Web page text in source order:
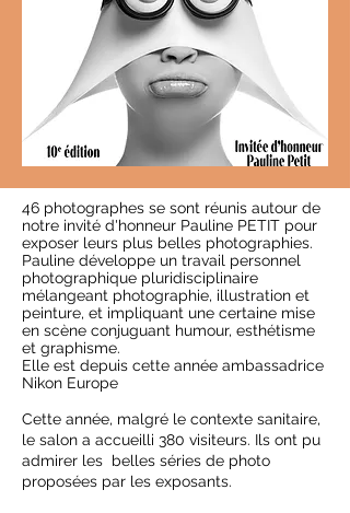
46 photographes se sont réunis autour de
notre invité d'honneur Pauline PETIT pour
exposer leurs plus belles photographies.
Pauline développe un travail personnel
photographique pluridisciplinaire
mélangeant photographie, illustration et
peinture, et impliquant une certaine mise
en scène conjuguant humour, esthétisme
et graphisme.
Elle est depuis cette année ambassadrice
Nikon Europe
Cette année, malgré le contexte sanitaire,
le salon a accueilli 380 visiteurs. Ils ont pu
admirer les belles séries de photo
proposées par les exposants.